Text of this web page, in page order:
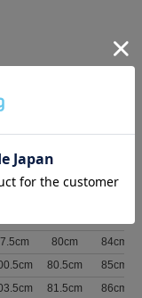
80cm
84cm
80.5cm
85cm
81.5cm
86cm